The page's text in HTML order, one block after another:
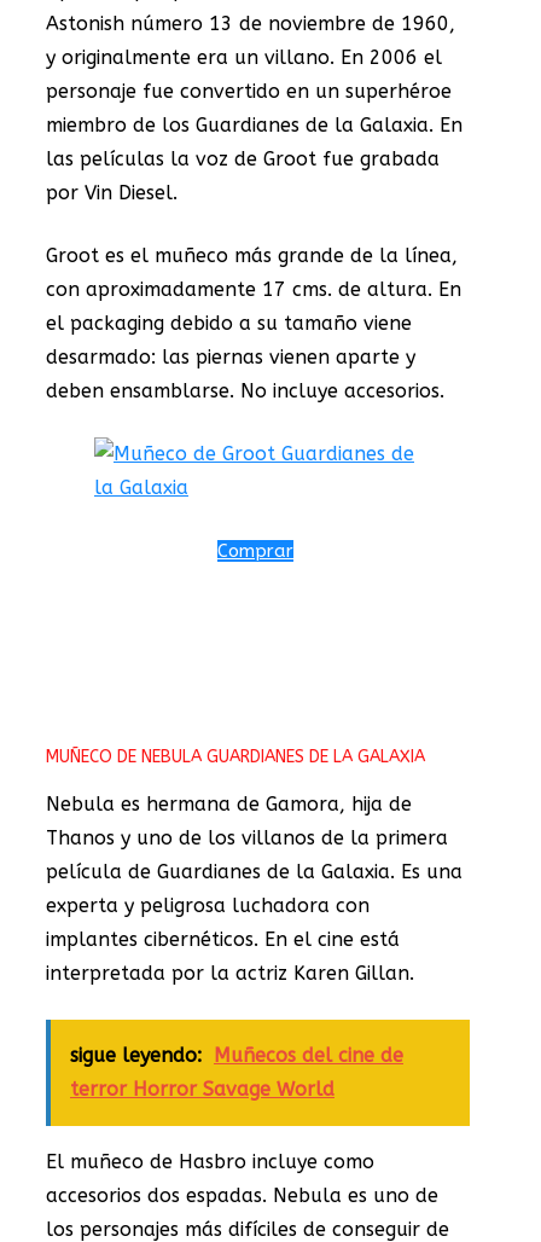
Astonish número 13 de noviembre de 1960,
y originalmente era un villano. En 2006 el
personaje fue convertido en un superhéroe
miembro de los Guardianes de la Galaxia. En
las películas la voz de Groot fue grabada
por Vin Diesel.
Groot es el muñeco más grande de la línea,
con aproximadamente 17 cms. de altura. En
el packaging debido a su tamaño viene
desarmado: las piernas vienen aparte y
deben ensamblarse. No incluye accesorios.
Comprar
MUÑECO DE NEBULA GUARDIANES DE LA GALAXIA
Nebula es hermana de Gamora, hija de
Thanos y uno de los villanos de la primera
película de Guardianes de la Galaxia. Es una
experta y peligrosa luchadora con
implantes cibernéticos. En el cine está
interpretada por la actriz Karen Gillan.
sigue leyendo:
Muñecos del cine de
terror Horror Savage World
El muñeco de Hasbro incluye como
accesorios dos espadas. Nebula es uno de
los personajes más difíciles de conseguir de